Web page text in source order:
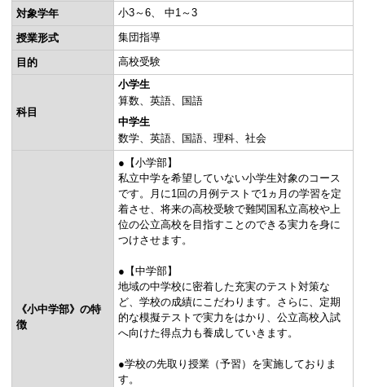
対象学年
小3～6 中1～3
授業形式 集団指導
目的 高校受験
科目
小学生
算数
英語
国語
中学生
数学
英語 国語 理科 社会
《小中学部》の特
徴
●【小学部】
私立中学を希望していない小学生対象のコース
です。月に1回の月例テストで1ヵ月の学習を定
着させ、将来の高校受験で難関国私立高校や上
位の公立高校を目指すことのできる実力を身に
つけさせます。
●【中学部】
地域の中学校に密着した充実のテスト対策な
ど、学校の成績にこだわります。さらに、定期
的な模擬テストで実力をはかり、公立高校入試
へ向けた得点力も養成していきます。
●学校の先取り授業（予習）を実施しておりま
す。